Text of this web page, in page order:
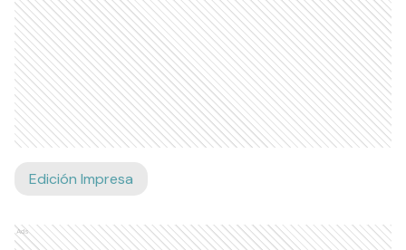
Edición Impresa
Ads